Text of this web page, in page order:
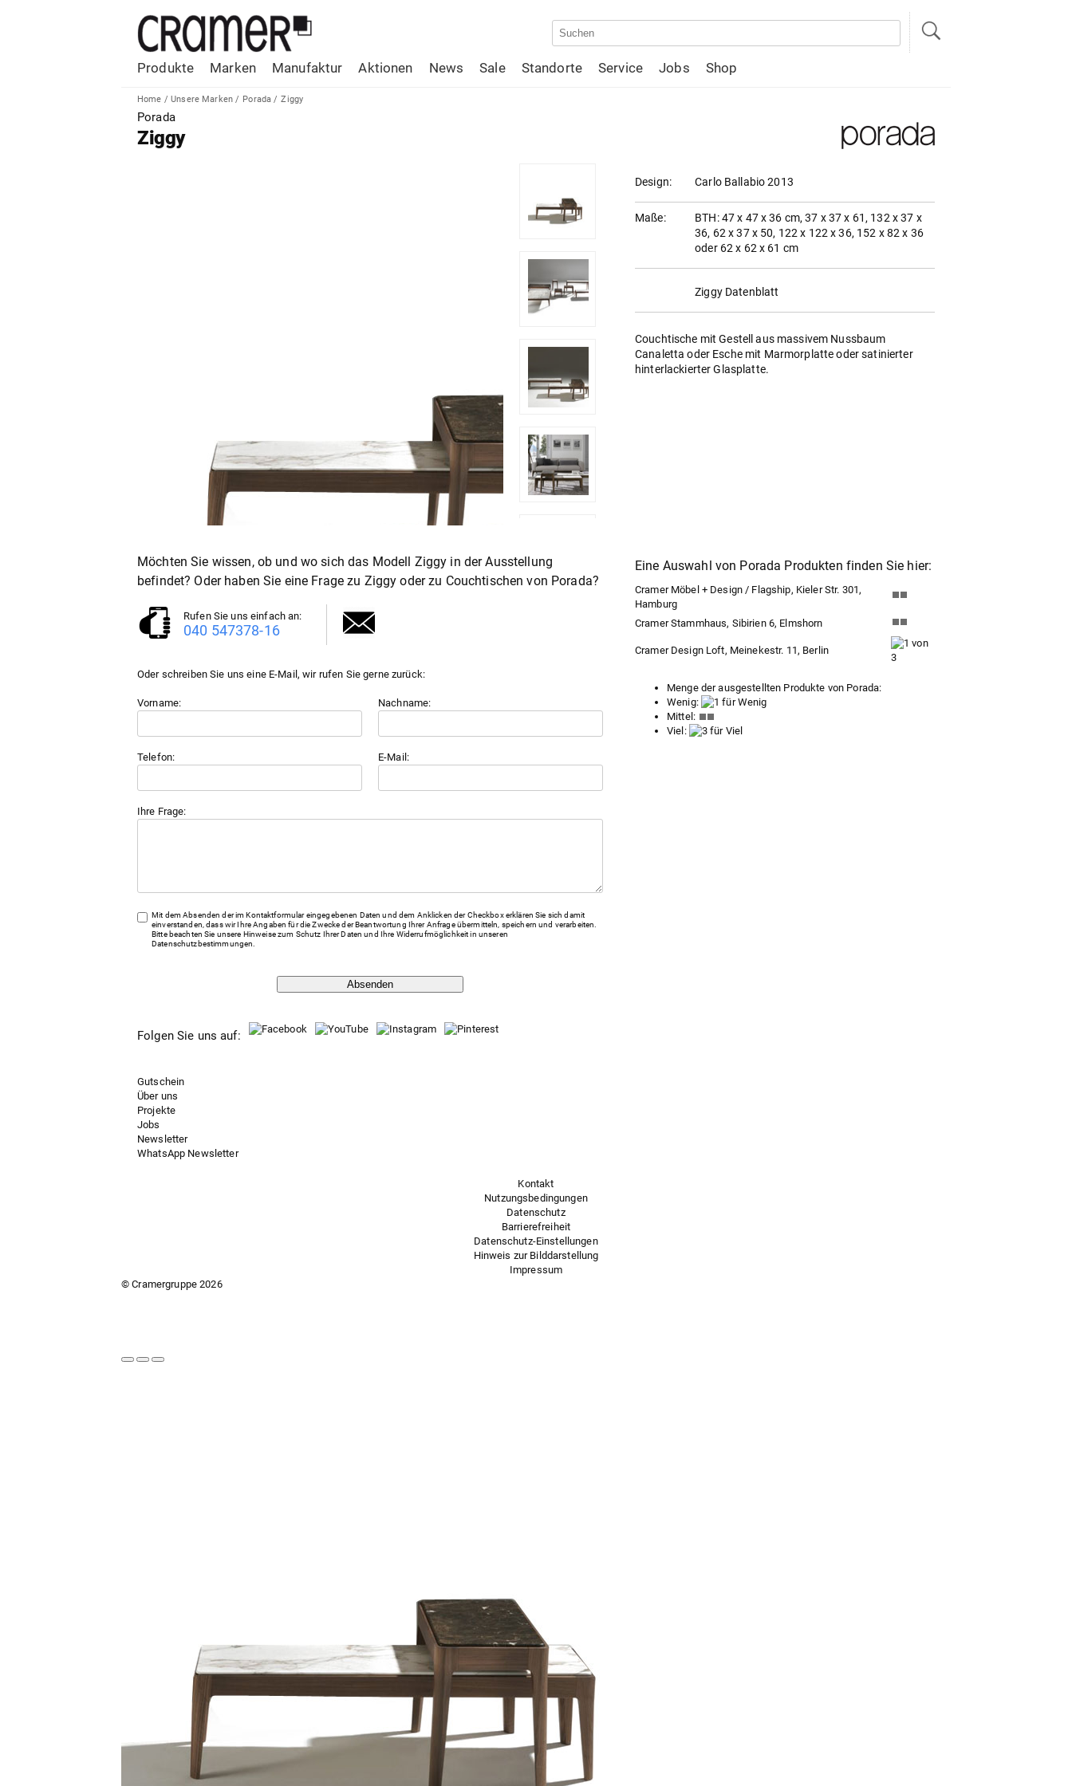
Produkte Marken Manufaktur Aktionen News Sale Standorte Service Jobs Shop
Home / Unsere Marken / Porada / Ziggy
Porada
Ziggy
Design: Carlo Ballabio 2013
Maße:
BTH: 47 x 47 x 36 cm, 37 x 37 x 61, 132 x 37 x
36, 62 x 37 x 50, 122 x 122 x 36, 152 x 82 x 36
oder 62 x 62 x 61 cm
Ziggy Datenblatt
Couchtische mit Gestell aus massivem Nussbaum
Canaletta oder Esche mit Marmorplatte oder satinierter
hinterlackierter Glasplatte.
Möchten Sie wissen, ob und wo sich das Modell Ziggy in der Ausstellung
befindet? Oder haben Sie eine Frage zu Ziggy oder zu Couchtische von Porada?
Rufen Sie uns einfach an:
040 547378-16
Oder schreiben Sie uns eine E-Mail, wir rufen Sie gerne zurück:
Vorname: Nachname:
Telefon: E-Mail:
Ihre Frage:
Mit dem Absenden der im Kontaktformular eingegebenen Daten und dem Anklicken der Checkbox erklären Sie sich damit
einverstanden, dass wir Ihre Angaben für die Zwecke der Beantwortung Ihrer Anfrage übermitteln, speichern und verarbeiten.
Bitte beachten Sie unsere Hinweise zum Schutz Ihrer Daten und Ihre Widerrufmöglichkeit in unseren
Datenschutzbestimmungen
Absenden
Eine Auswahl von Porada Produkten finden Sie hier:
Cramer Möbel + Design / Flagship, Kieler Str. 301,
Hamburg
Cramer Stammhaus, Sibirien 6, Elmshorn
Cramer Design Loft, Meinekestr. 11, Berlin
Menge der ausgestellten Produkte von Porada:
Wenig:
Mittel:
Viel:
Folgen Sie uns auf:
Gutschein
Über uns
Projekte
Jobs
Newsletter
WhatsApp Newsletter
Kontakt
Nutzungsbedingungen
Datenschutz
Barrierefreiheit
Datenschutz-Einstellungen
Hinweis zur Bilddarstellung
Impressum
© Cramergruppe2026